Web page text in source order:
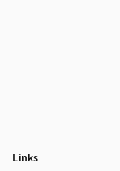
Links